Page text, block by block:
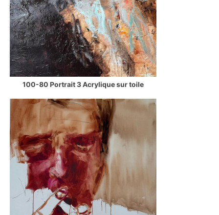
100-80 Portrait 3 Acrylique sur toile